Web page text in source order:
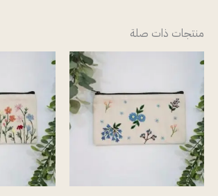
منتجات ذات صلة